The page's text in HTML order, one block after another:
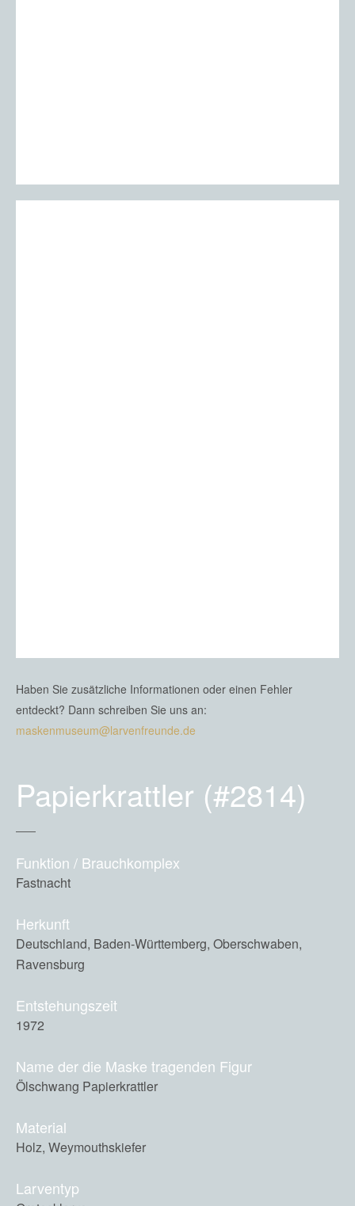
Haben Sie zusätzliche Informationen oder einen Fehler
entdeckt? Dann schreiben Sie uns an:
maskenmuseum@larvenfreunde.de
Papierkrattler (#2814)
Funktion / Brauchkomplex
Fastnacht
Herkunft
Deutschland, Baden-Württemberg, Oberschwaben,
Ravensburg
Entstehungszeit
1972
Name der die Maske tragenden Figur
Ölschwang Papierkrattler
Material
Holz, Weymouthskiefer
Larventyp